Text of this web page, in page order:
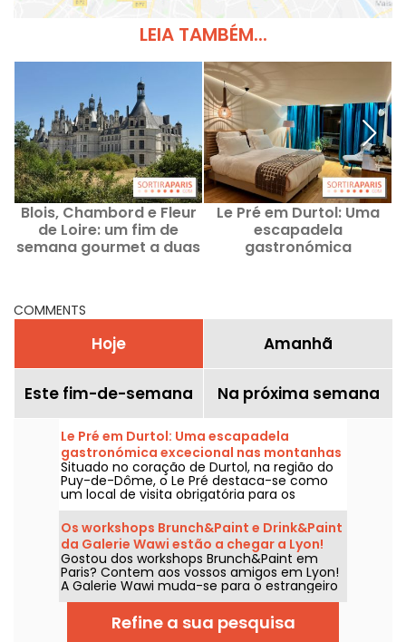
LEIA TAMBÉM...
Blois, Chambord e Fleur
de Loire: um fim de
semana gourmet a duas
Le Pré em Durtol: Uma
escapadela
gastronómica
COMMENTS
Hoje Amanhã
Este fim-de-semana Na próxima semana
Le Pré em Durtol: Uma escapadela
gastronómica excecional nas montanhas
de Auvergne
Situado no coração de Durtol, na região do
Puy-de-Dôme, o Le Pré destaca-se como
um local de visita obrigatória para os
amantes da gastronomia. A uma curta
distância de Clermont-Ferrand, este
restaurante de duas estrelas cativa com a
sua experiência culinária memorável,
sublimemente enraizada na sua região.
Os workshops Brunch&Paint e Drink&Paint
da Galerie Wawi estão a chegar a Lyon!
Gostou dos workshops Brunch&Paint em
Paris? Contem aos vossos amigos em Lyon!
A Galerie Wawi muda-se para o estrangeiro
e abre a sua morada em Lyon, no boulevard
des Belges, com o objetivo de revolucionar a
cena cultural local a partir de 15 de fevereiro,
Refine a sua pesquisa